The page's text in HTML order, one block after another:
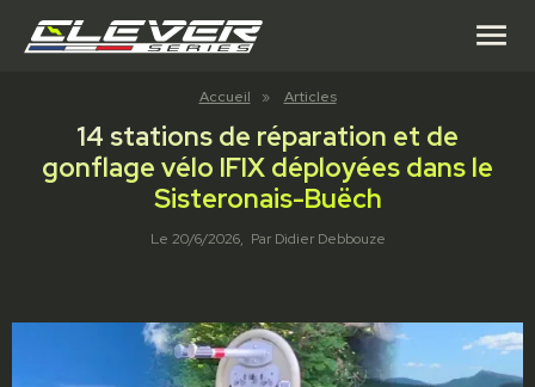
menu
Accueil » Articles
14 stations de réparation et de
gonflage vélo IFIX déployées dans le
Sisteronais-Buëch
Le 20/6/2026, Par Didier Debbouze